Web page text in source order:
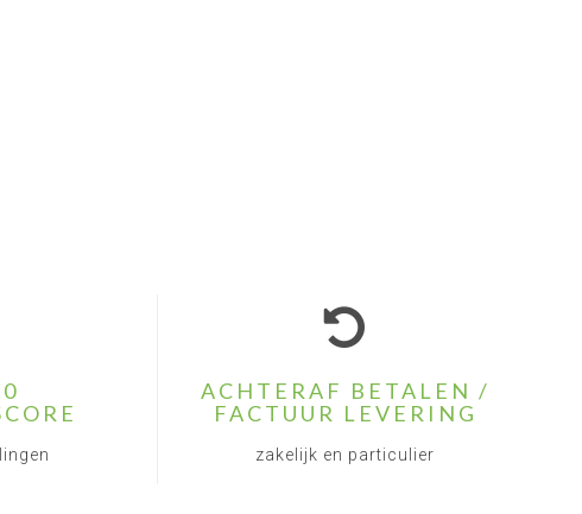
ACHTERAF BETALEN /
FACTUUR LEVERING
zakelijk en particulier